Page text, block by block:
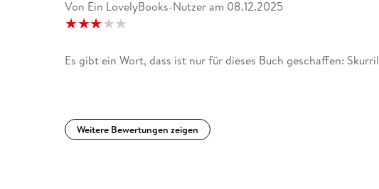
Von Ein LovelyBooks-Nutzeram 08.12.2025
Es gibt ein Wort, dass ist nur für dieses Buch geschaffen: Skurril
Weitere Bewertungen zeigen